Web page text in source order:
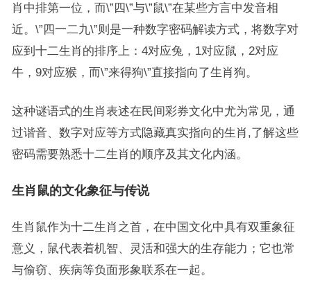
肖中排第一位，而\”四\”与\”鼠\”在某些方言中发音相
近。\”四一二九\”则是一种数字密码解读方式，将数字对
应到十二生肖的排序上：4对应兔，1对应鼠，2对应
牛，9对应猴，而\”来得狗\”直接指向了生肖狗。
这种谜语式的生肖表述在民间彩券文化中尤为常见，通
过谐音、数字对应等方式隐藏真实指向的生肖,了解这些
密码需要熟悉十二生肖的顺序及其文化内涵。
生肖鼠的文化象征与传说
生肖鼠作为十二生肖之首，在中国文化中具有双重象征
意义，鼠代表着机智、灵活和强大的生存能力；它也常
与偷窃、疾病等负面形象联系在一起。